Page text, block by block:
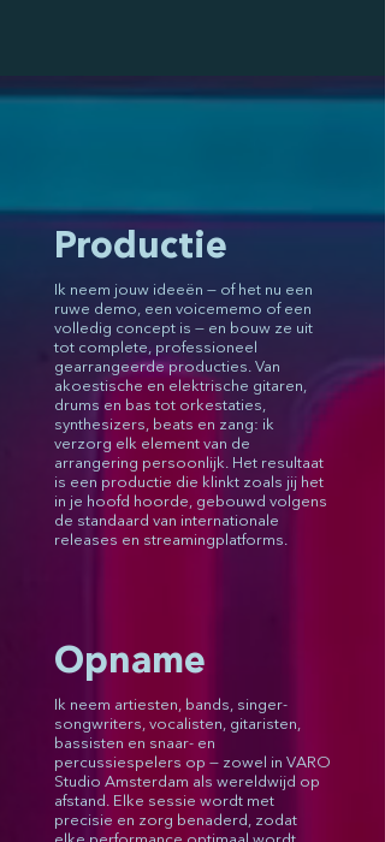
Productie
Ik neem jouw ideeën — of het nu een
ruwe demo, een voicememo of een
volledig concept is — en bouw ze uit
tot complete, professioneel
gearrangeerde producties. Van
akoestische en elektrische gitaren,
drums en bas tot orkestaties,
synthesizers, beats en zang: ik
verzorg elk element van de
arrangering persoonlijk. Het resultaat
is een productie die klinkt zoals jij het
in je hoofd hoorde, gebouwd volgens
de standaard van internationale
releases en streamingplatforms.
Opname
Ik neem artiesten, bands, singer-
songwriters, vocalisten, gitaristen,
bassisten en snaar- en
percussiespelers op — zowel in VARO
Studio Amsterdam als wereldwijd op
afstand. Elke sessie wordt met
precisie en zorg benaderd, zodat